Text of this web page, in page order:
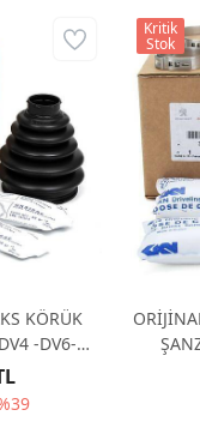
KÖRÜK
-DV6-
Kritik
Stok